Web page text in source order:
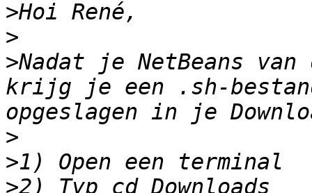
>
>
>Nadat je NetBeans van
krijg je een .sh-
>
>
>